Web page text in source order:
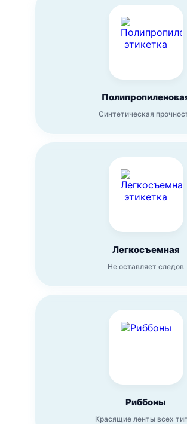
Синтетическая
Легкосъемная
Не оставляет следов
Риббоны
Красящие ленты всех